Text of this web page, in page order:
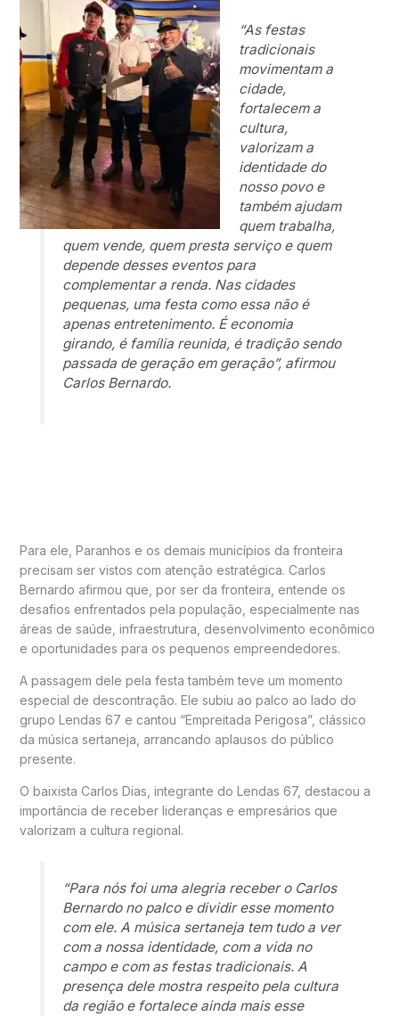
“As festas
tradicionais
movimentam a
cidade,
fortalecem a
cultura,
valorizam a
identidade do
nosso povo e
também ajudam
quem trabalha,
quem vende, quem presta serviço e quem
depende desses eventos para
complementar a renda. Nas cidades
pequenas, uma festa como essa não é
apenas entretenimento. É economia
girando, é família reunida, é tradição sendo
passada de geração em geração”, afirmou
Carlos Bernardo.
Para ele, Paranhos e os demais municípios da fronteira
precisam ser vistos com atenção estratégica. Carlos
Bernardo afirmou que, por ser da fronteira, entende os
desafios enfrentados pela população, especialmente nas
áreas de saúde, infraestrutura, desenvolvimento econômico
e oportunidades para os pequenos empreendedores.
A passagem dele pela festa também teve um momento
especial de descontração. Ele subiu ao palco ao lado do
grupo Lendas 67 e cantou “Empreitada Perigosa”, clássico
da música sertaneja, arrancando aplausos do público
presente.
O baixista Carlos Dias, integrante do Lendas 67, destacou a
importância de receber lideranças e empresários que
valorizam a cultura regional.
“Para nós foi uma alegria receber o Carlos
Bernardo no palco e dividir esse momento
com ele. A música sertaneja tem tudo a ver
com a nossa identidade, com a vida no
campo e com as festas tradicionais. A
presença dele mostra respeito pela cultura
da região e fortalece ainda mais esse